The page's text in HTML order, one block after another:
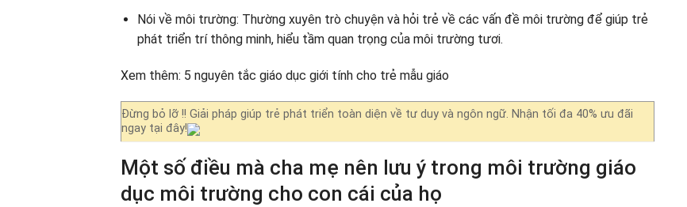
Nói về môi trường: Thường xuyên trò chuyện và hỏi trẻ về các vấn đề môi trường để giúp trẻ
phát triển trí thông minh, hiểu tầm quan trọng của môi trường tươi.
Xem thêm: 5 nguyên tắc giáo dục giới tính cho trẻ mẫu giáo
Đừng bỏ lỡ !! Giải pháp giúp trẻ phát triển toàn diện về tư duy và ngôn ngữ. Nhận tối đa 40% ưu đãi
ngay tại đây!
Một số điều mà cha mẹ nên lưu ý trong môi trường giáo
dục môi trường cho con cái của họ